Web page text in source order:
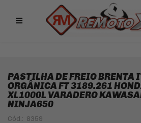
Remotox
10% OFF NO PIX
PASTILHA DE FREIO BRENTA
ORGÂNICA FT 3189.261
XL1000L VARADERO
NINJA650
Cód.: 8359